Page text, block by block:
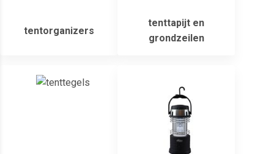
tentorganizers
tenttapijt en
grondzeilen